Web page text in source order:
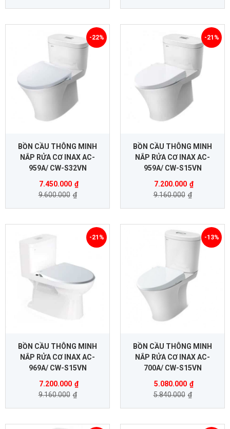
BỒN CẦU THÔNG MINH
NẮP RỬA CƠ INAX AC-
959A/ CW-S32VN
7.450.000 ₫
9.600.000 ₫
-22%
BỒN CẦU THÔNG MINH
NẮP RỬA CƠ INAX AC-
959A/ CW-S15VN
7.200.000 ₫
9.160.000 ₫
-21%
BỒN CẦU THÔNG MINH
NẮP RỬA CƠ INAX AC-
969A/ CW-S15VN
7.200.000 ₫
9.160.000 ₫
-21%
BỒN CẦU THÔNG MINH
NẮP RỬA CƠ INAX AC-
700A/ CW-S15VN
5.080.000 ₫
5.840.000 ₫
-13%